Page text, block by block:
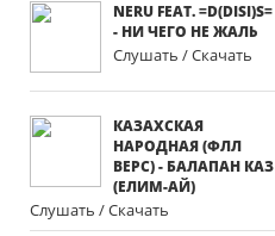
NERU FEAT. =D(DISI)S=
- НИ ЧЕГО НЕ ЖАЛЬ
Слушать / Скачать
КАЗАХСКАЯ
НАРОДНАЯ (ФЛЛ
ВЕРС) - БАЛАПАН КАЗ
(ЕЛИМ-АЙ)
Слушать / Скачать